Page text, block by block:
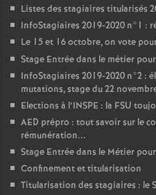
Listes des stagiaires titularisés
InfoStagiaires 2019-2020 n°1 :
Le 15 et 16 octobre, on vote
Stage Entrée dans le métier
InfoStagiaires 2019-2020 n°2 :
mutations, stage du 22
Elections à l’INSPE : la FSU
AED prépro : tout savoir sur le
rémunération...
Stage Entrée dans le Métier
Confinement et titularisation
Titularisation des stagiaires : le